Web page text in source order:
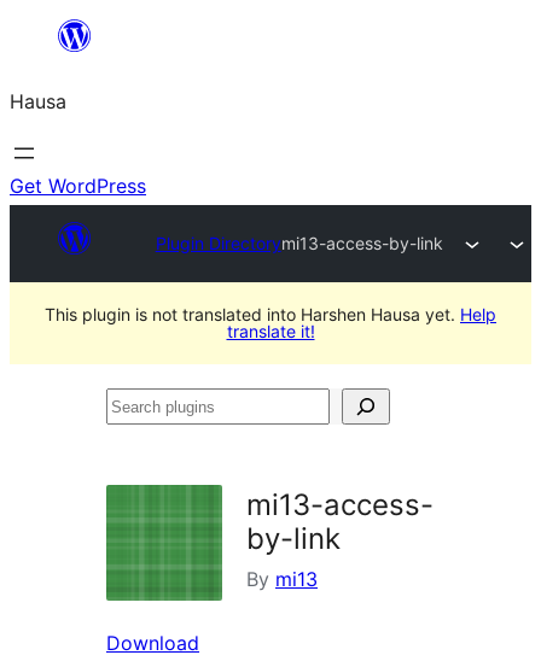
content
Hausa
Get WordPress
Plugin Directorymi13-access-by-link
This plugin is not translated into Harshen Hausa yet. Help
translate it!
Search
mi13-access-
by-link
By mi13
Download